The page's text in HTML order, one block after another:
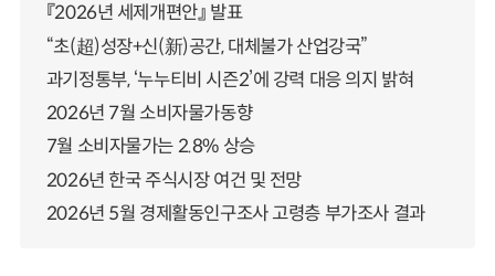
『2026년 세제개편안』 발표
“초(超)성장+신(新)공간, 대체불가 산업강국”
과기정통부, ‘누누티비 시즌2’에 강력 대응 의지 밝혀
2026년 7월 소비자물가동향
7월 소비자물가는 2.8% 상승
2026년 한국 주식시장 여건 및 전망
2026년 5월 경제활동인구조사 고령층 부가조사 결과